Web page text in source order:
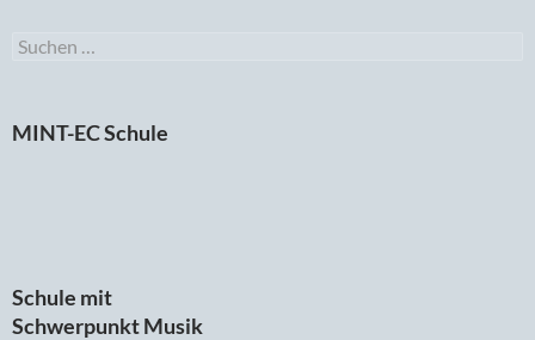
Suchen
MINT-EC Schule
Schule mit
Schwerpunkt Musik